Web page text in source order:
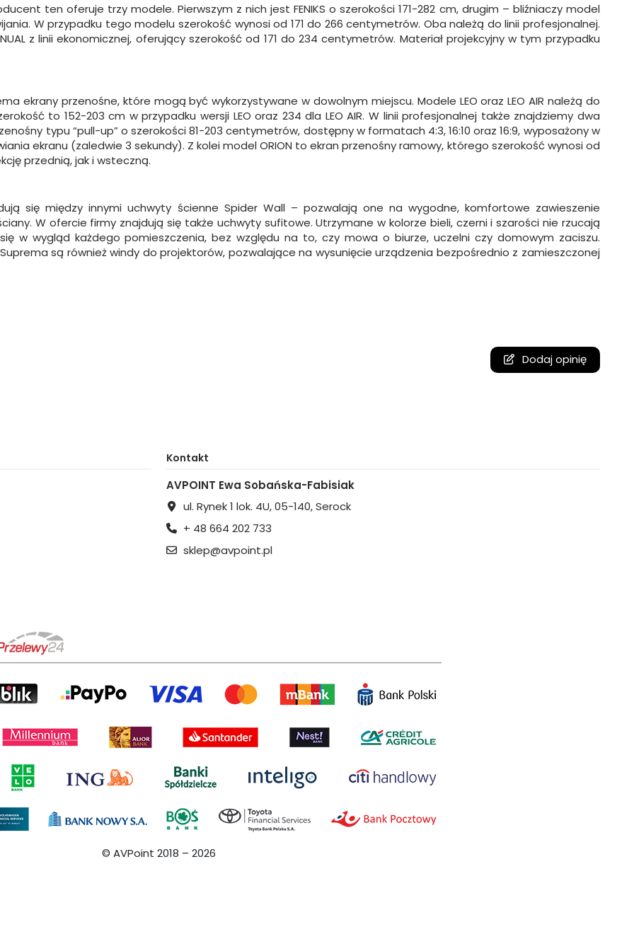
ten oferuje trzy modele. Pierwszym z nich jest FENIKS o szerokości 171-282 cm, drugim – bliźniaczy model
W przypadku tego modelu szerokość wynosi od 171 do 266 centymetrów. Oba należą do linii profesjonalnej.
z linii ekonomicznej, oferujący szerokość od 171 do 234 centymetrów. Materiał projekcyjny w tym przypadku
ekrany przenośne, które mogą być wykorzystywane w dowolnym miejscu. Modele LEO oraz LEO AIR należą do
to 152-203 cm w przypadku wersji LEO oraz 234 dla LEO AIR. W linii profesjonalnej także znajdziemy dwa
typu “pull-up” o szerokości 81-203 centymetrów, dostępny w formatach 4:3, 16:10 oraz 16:9, wyposażony w
ekranu (zaledwie 3 sekundy). Z kolei model ORION to ekran przenośny ramowy, którego szerokość wynosi od
przednią, jak i wsteczną.
się między innymi uchwyty ścienne Spider Wall – pozwalają one na wygodne, komfortowe zawieszenie
W ofercie firmy znajdują się także uchwyty sufitowe. Utrzymane w kolorze bieli, czerni i szarości nie rzucają
w wygląd każdego pomieszczenia, bez względu na to, czy mowa o biurze, uczelni czy domowym zaciszu.
są również windy do projektorów, pozwalające na wysunięcie urządzenia bezpośrednio z zamieszczonej
Dodaj opinię
Kontakt
AVPOINT Ewa Sobańska-Fabisiak
ul. Rynek 1 lok. 4U, 05-140, Serock
+ 48 664 202 733
sklep@avpoint.pl
© AVPoint 2018 – 2026